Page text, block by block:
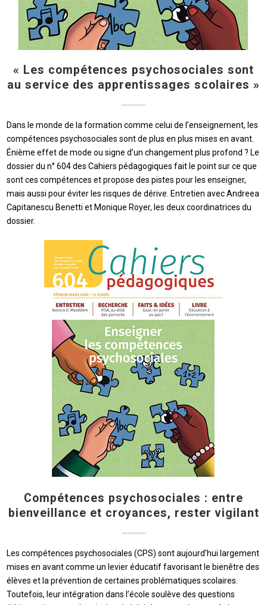
« Les compétences psychosociales sont
au service des apprentissages scolaires »
Dans le monde de la formation comme celui de l’enseignement, les
compétences psychosociales sont de plus en plus mises en avant.
Énième effet de mode ou signe d’un changement plus profond ? Le
dossier du n° 604 des Cahiers pédagogiques fait le point sur ce que
sont ces compétences et propose des pistes pour les enseigner,
mais aussi pour éviter les risques de dérive. Entretien avec Andreea
Capitanescu Benetti et Monique Royer, les deux coordinatrices du
dossier.
Compétences psychosociales : entre
bienveillance et croyances, rester vigilant
Les compétences psychosociales (CPS) sont aujourd’hui largement
mises en avant comme un levier éducatif favorisant le bienêtre des
élèves et la prévention de certaines problématiques scolaires.
Toutefois, leur intégration dans l’école soulève des questions